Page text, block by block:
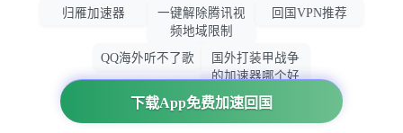
下载App免费加速回国
归雁加速器
一键解除腾讯视
频地域限制
回国VPN推荐
QQ海外听不了歌
国外打装甲战争
的加速器哪个好
用